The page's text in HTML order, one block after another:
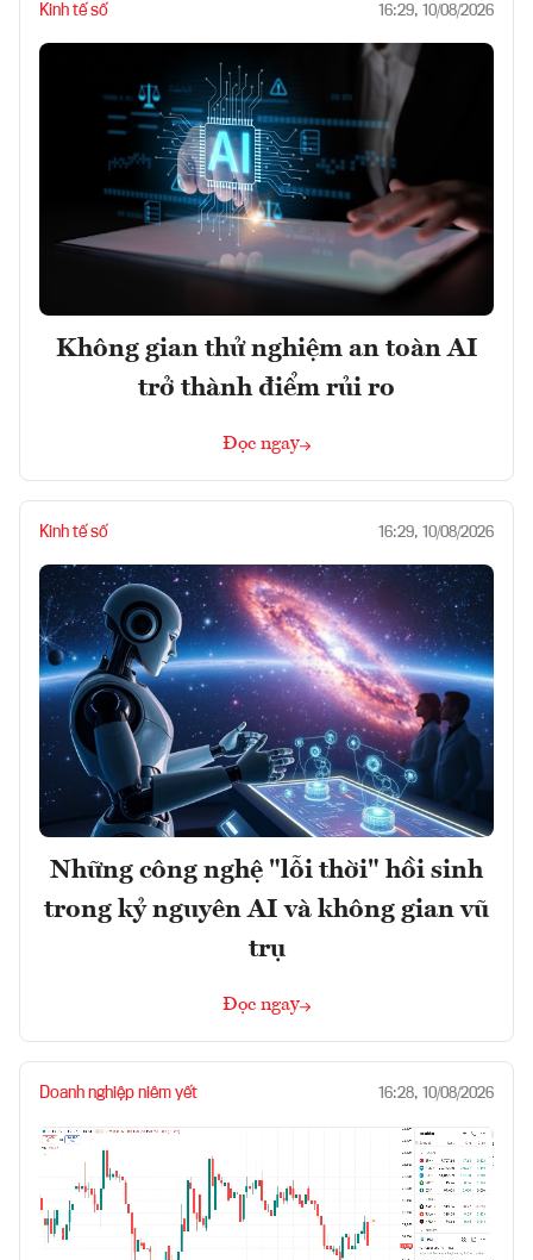
Kinh tế số 16:29, 10/08/2026
Không gian thử nghiệm an toàn AI
trở thành điểm rủi ro
Đọc ngay
Kinh tế số 16:29, 10/08/2026
Những công nghệ "lỗi thời" hồi sinh
trong kỷ nguyên AI và không gian vũ
trụ
Đọc ngay
Doanh nghiệp niêm yết 16:28, 10/08/2026